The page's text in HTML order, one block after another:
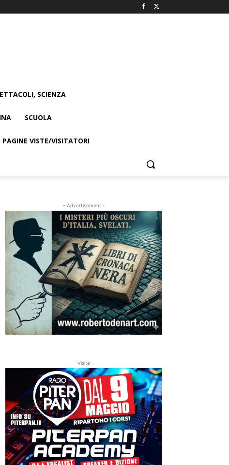
SCIENZA
SCUOLA
PAGINE VISTE/VISITATORI
- Advertisement -
- Visite -